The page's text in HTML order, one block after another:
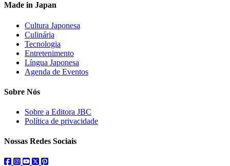
Made in Japan
Cultura Japonesa
Culinária
Tecnologia
Entretenimento
Língua Japonesa
Agenda de Eventos
Sobre Nós
Sobre a Editora JBC
Política de privacidade
Nossas Redes Sociais
facebook
instagram
youtube
twitterpinterest